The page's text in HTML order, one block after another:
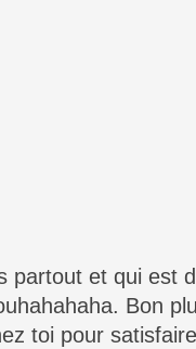
partout et qui est
Bon
toi pour